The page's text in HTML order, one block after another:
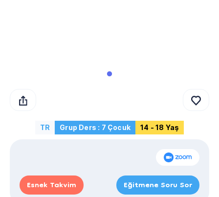
TR Grup Ders : 7 Çocuk 14 - 18 Yaş
Esnek Takvim Eğitmene Soru Sor